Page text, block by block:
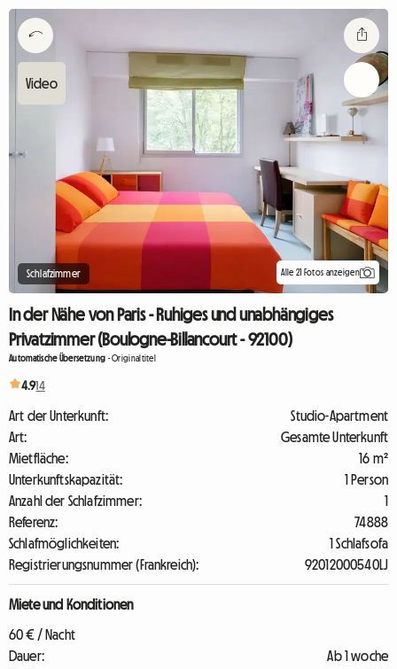
Schlafzimmer Alle 21 Fotos anzeigen
In der Nähe von Paris - Ruhiges und unabhängiges
Privatzimmer (Boulogne-Billancourt - 92100)
Automatische Übersetzung -Originaltitel
4.914
Art der Unterkunft:
Studio-Apartment
Art:
Gesamte Unterkunft
Mietfläche:
16 m²
Unterkunftskapazität:
1 Person
Anzahl der Schlafzimmer:
1
Referenz:
74888
Schlafmöglichkeiten:
1 Schlafsofa
Registrierungsnummer (Frankreich):
92012000540LJ
Miete und Konditionen
60 € / Nacht
Dauer:
Ab 1 woche